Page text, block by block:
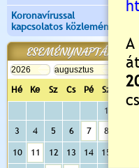
Koronavírussal
kapcsolatos közlemények
ESEMÉNYNAPTÁR
Hé Ke Sz Cs Pé Sz
Va
1
3
4 5 6 7 8
10 11 12 13 14 15